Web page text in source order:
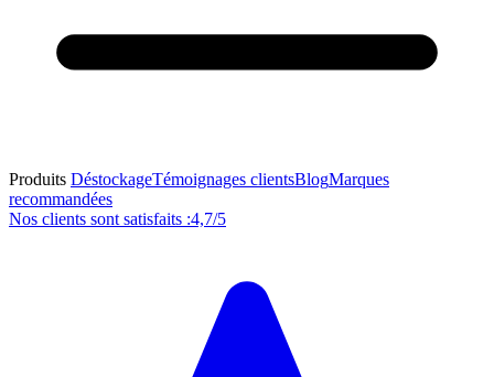
Produits DéstockageTémoignages clientsBlogMarques
recommandées
Nos clients sont satisfaits :4,7/5